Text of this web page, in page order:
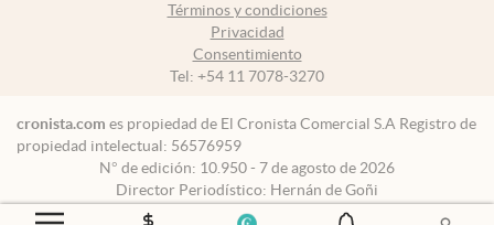
Términos y condiciones
Privacidad
Consentimiento
Tel: +54 11 7078-3270
cronista.com es propiedad de El Cronista Comercial S.A Registro de
propiedad intelectual: 56576959
N° de edición: 10.950 - 7 de agosto de 2026
Director Periodístico: Hernán de Goñi